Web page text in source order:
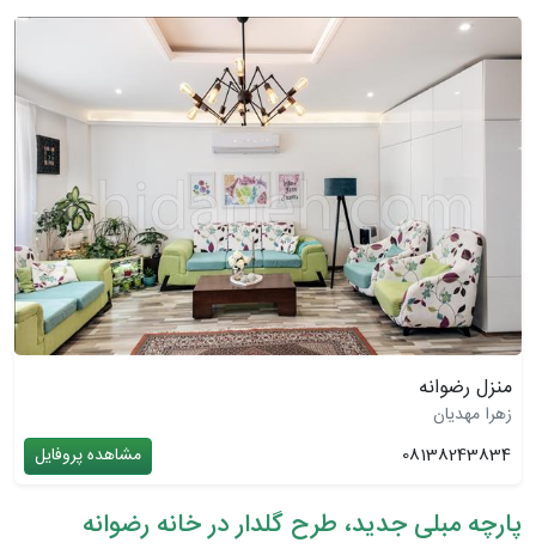
منزل رضوانه
زهرا مهدیان
08138243834
مشاهده پروفایل
پارچه مبلی جدید، طرح گلدار در خانه رضوانه